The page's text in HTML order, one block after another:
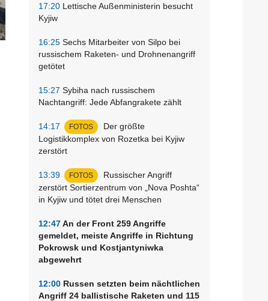
17:20 Lettische Außenministerin besucht
Kyjiw
16:25 Sechs Mitarbeiter von Silpo bei
russischem Raketen- und Drohnenangriff
getötet
15:27 Sybiha nach russischem
Nachtangriff: Jede Abfangrakete zählt
14:17 FOTOS
Der größte
Logistikkomplex von Rozetka bei Kyjiw
zerstört
13:39 FOTOS
Russischer Angriff
zerstört Sortierzentrum von „Nova Poshta“
in Kyjiw und tötet drei Menschen
12:47An der Front 259 Angriffe
gemeldet, meiste Angriffe in Richtung
Pokrowsk und Kostjantyniwka
abgewehrt
12:00 Russen setzten beim nächtlichen
Angriff 24 ballistische Raketen und 115